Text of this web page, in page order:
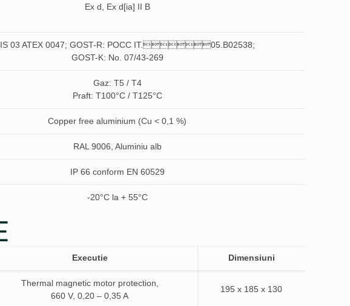
Ex d, Ex d[ia] II B
03 ATEX 0047; GOST-R: POCC IT.05.B02538;
GOST-K: No. 07/43-269
Gaz: T5 / T4
Praft: T100°C / T125°C
Copper free aluminium (Cu < 0,1 %)
RAL 9006, Aluminiu alb
IP 66 conform EN 60529
-20°C la + 55°C
Executie Dimensiuni
Thermal magnetic motor protection,
660 V, 0,20 – 0,35 A
195 x 185 x 130